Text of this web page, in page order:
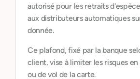
autorisé pour les retraits
aux distributeurs automatiques
donnée.
Ce plafond, fixé par la banque
client, vise à limiter les risques
ou de vol de la carte.